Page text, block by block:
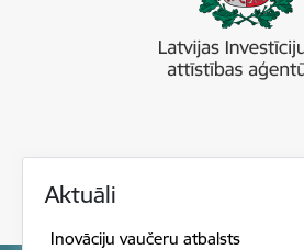
Aktuāli
Inovāciju vaučeru atbalsts